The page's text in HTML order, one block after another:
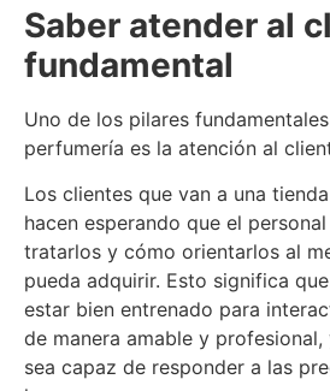
Saber atender al
fundamental
Uno de los pilares
perfumería es la atención al
Los clientes que van a una
hacen esperando que el
tratarlos y cómo orientarlos al
pueda adquirir. Esto significa
estar bien entrenado para
de manera amable y
sea capaz de responder a las